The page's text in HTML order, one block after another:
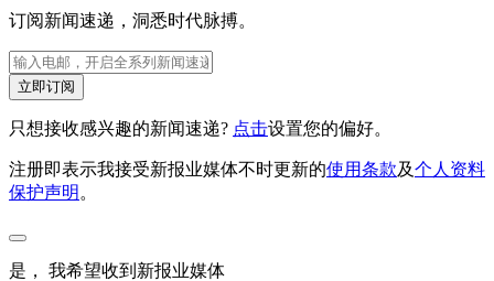
订阅新闻速递，洞悉时代脉搏。
立即订阅
只想接收感兴趣的新闻速递? 点击设置您的偏好。
注册即表示我接受新报业媒体不时更新的使用条款及个人资料
保护声明 。
是， 我希望收到新报业媒体